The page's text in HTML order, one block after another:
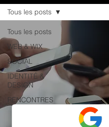
Tous les posts
WEB & WIX
SOCIAL
IDENTITÉ &
DESIGN
RENCONTRES
Tous les posts